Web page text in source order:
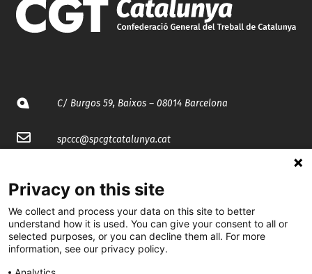
C/ Burgos 59, Baixos – 08014 Barcelona
spccc@spcgtcatalunya.cat
@CGTCatalunya
cgtcatalunya
CGTCatalunya
Privacy on this site
We collect and process your data on this site to better
understand how it is used. You can give your consent to all or
selected purposes, or you can decline them all. For more
information, see our privacy policy.